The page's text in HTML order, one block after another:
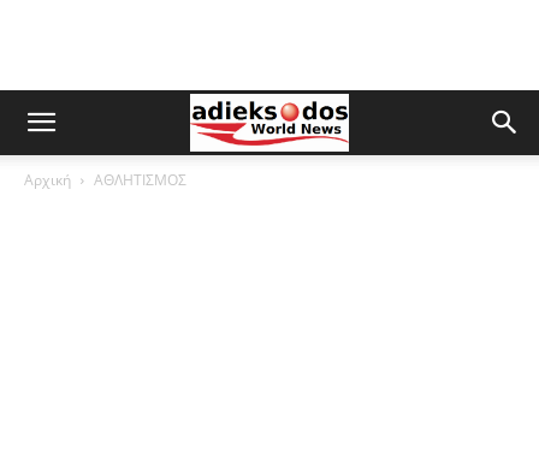
Αρχική ΑΘΛΗΤΙΣΜΟΣ